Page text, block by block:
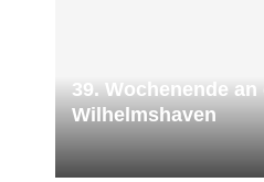
39. Wochenende an
Wilhelmshaven